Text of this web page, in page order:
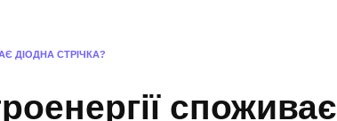
ДІОДНА СТРІЧКА?
споживає